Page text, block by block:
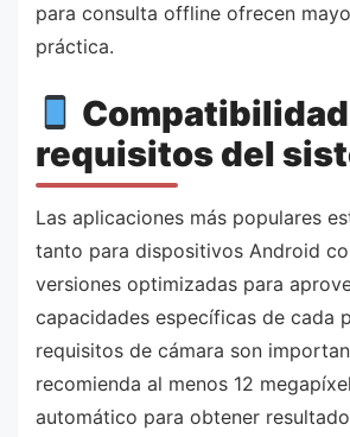
para consulta offline ofrecen
práctica.
requisitos del
Las aplicaciones más populares
tanto para dispositivos Android
versiones optimizadas para
capacidades específicas de cada
requisitos de cámara son
recomienda al menos 12
automático para obtener